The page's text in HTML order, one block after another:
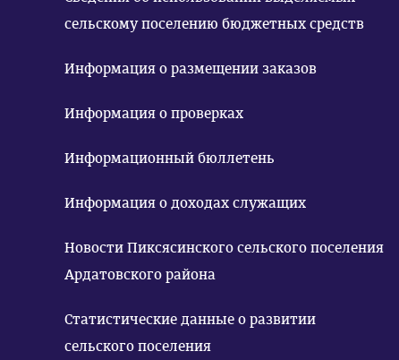
сельскому поселению бюджетных средств
Информация о размещении заказов
Информация о проверках
Информационный бюллетень
Информация о доходах служащих
Новости Пиксясинского сельского поселения
Ардатовского района
Статистические данные о развитии
сельского поселения